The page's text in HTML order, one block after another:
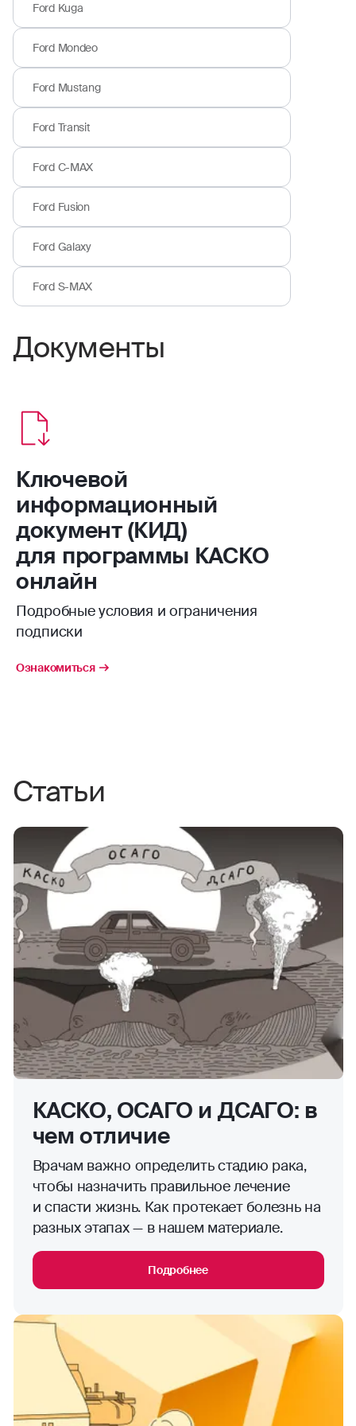
Ford Kuga
Ford Mondeo
Ford Mustang
Ford Transit
Ford C-MAX
Ford Fusion
Ford Galaxy
Ford S-MAX
Документы
Ключевой
информационный
документ (КИД)
для программы КАСКО
онлайн
Подробные условия и ограничения
подписки
Ознакомиться
Статьи
КАСКО, ОСАГО и ДСАГО: в
чем отличие
Врачам важно определить стадию рака,
чтобы назначить правильное лечение
и спасти жизнь. Как протекает болезнь на
разных этапах — в нашем материале.
Подробнее